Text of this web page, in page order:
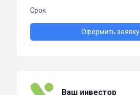
Срок
Оформить заявку
Ваш инвестор